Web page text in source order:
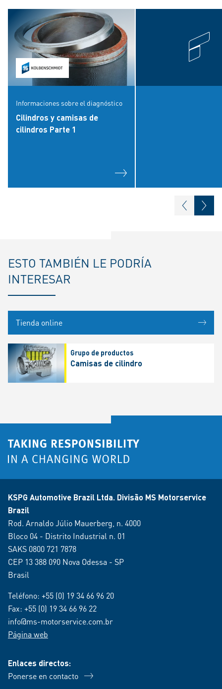
Informaciones sobre el diagnóstico
Cilindros y camisas de
cilindros Parte 1
ESTO TAMBIÉN LE PODRÍA
INTERESAR
Tienda online
Grupo de productos
Camisas de cilindro
KSPG Automotive Brazil Ltda. Divisão MS Motorservice
Brazil
Rod. Arnaldo Júlio Mauerberg, n. 4000
Bloco 04 - Distrito Industrial n. 01
SAKS 0800 721 7878
CEP 13 388 090 Nova Odessa - SP
Brasil
Teléfono: +55 (0) 19 34 66 96 20
Fax: +55 (0) 19 34 66 96 22
info@ms-motorservice.com.br
Página web
Enlaces directos:
Ponerse en contacto